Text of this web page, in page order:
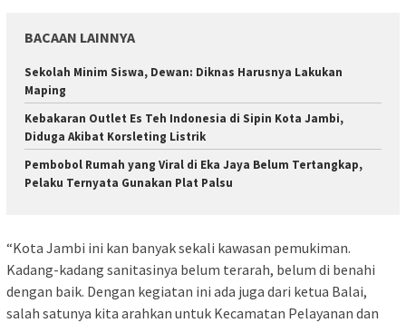
BACAAN LAINNYA
Sekolah Minim Siswa, Dewan: Diknas Harusnya Lakukan
Maping
Kebakaran Outlet Es Teh Indonesia di Sipin Kota Jambi,
Diduga Akibat Korsleting Listrik
Pembobol Rumah yang Viral di Eka Jaya Belum Tertangkap,
Pelaku Ternyata Gunakan Plat Palsu
“Kota Jambi ini kan banyak sekali kawasan pemukiman.
Kadang-kadang sanitasinya belum terarah, belum di benahi
dengan baik. Dengan kegiatan ini ada juga dari ketua Balai,
salah satunya kita arahkan untuk Kecamatan Pelayanan dan